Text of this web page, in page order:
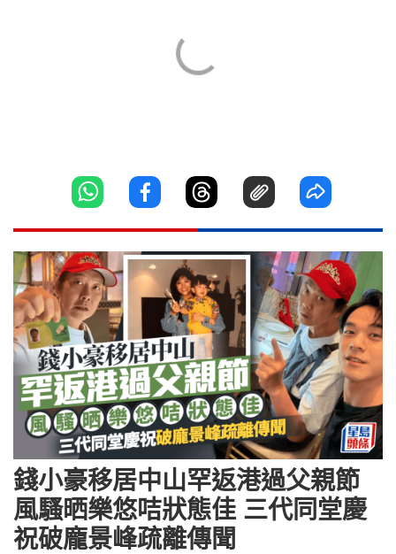
錢小豪移居中山罕返港過父親節
風騷晒樂悠咭狀態佳 三代同堂慶
祝破龐景峰疏離傳聞